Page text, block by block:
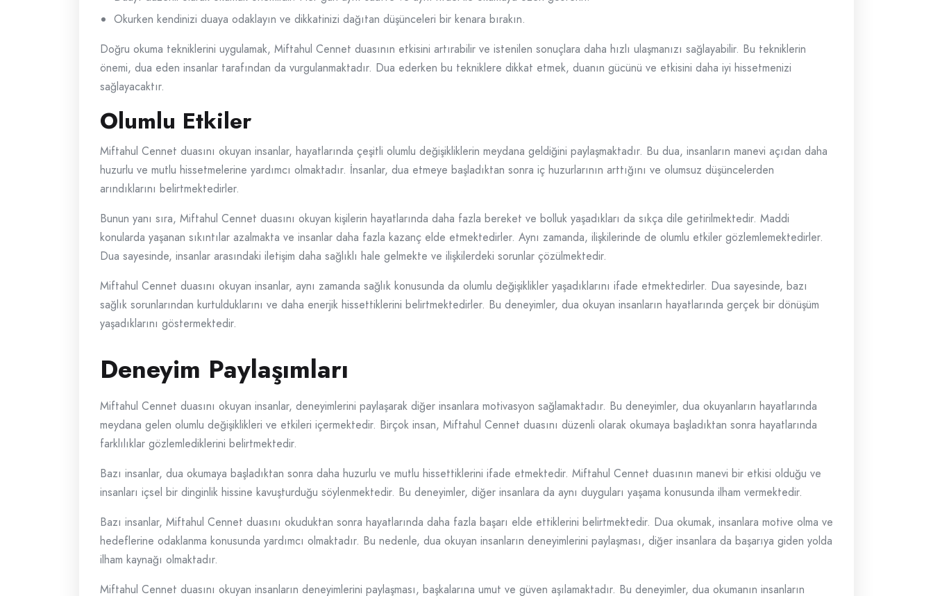
Okurken kendinizi duaya odaklayın ve dikkatinizi dağıtan düşünceleri bir kenara bırakın.
Doğru okuma tekniklerini uygulamak, Miftahul Cennet duasının etkisini artırabilir ve istenilen sonuçlara daha hızlı ulaşmanızı sağlayabilir. Bu tekniklerin
önemi, dua eden insanlar tarafından da vurgulanmaktadır. Dua ederken bu tekniklere dikkat etmek, duanın gücünü ve etkisini daha iyi hissetmenizi
sağlayacaktır.
Olumlu Etkiler
Miftahul Cennet duasını okuyan insanlar, hayatlarında çeşitli olumlu değişikliklerin meydana geldiğini paylaşmaktadır. Bu dua, insanların manevi açıdan daha
huzurlu ve mutlu hissetmelerine yardımcı olmaktadır. İnsanlar, dua etmeye başladıktan sonra iç huzurlarının arttığını ve olumsuz düşüncelerden
arındıklarını belirtmektedirler.
Bunun yanı sıra, Miftahul Cennet duasını okuyan kişilerin hayatlarında daha fazla bereket ve bolluk yaşadıkları da sıkça dile getirilmektedir. Maddi
konularda yaşanan sıkıntılar azalmakta ve insanlar daha fazla kazanç elde etmektedirler. Aynı zamanda, ilişkilerinde de olumlu etkiler gözlemlemektedirler.
Dua sayesinde, insanlar arasındaki iletişim daha sağlıklı hale gelmekte ve ilişkilerdeki sorunlar çözülmektedir.
Miftahul Cennet duasını okuyan insanlar, aynı zamanda sağlık konusunda da olumlu değişiklikler yaşadıklarını ifade etmektedirler. Dua sayesinde, bazı
sağlık sorunlarından kurtulduklarını ve daha enerjik hissettiklerini belirtmektedirler. Bu deneyimler, dua okuyan insanların hayatlarında gerçek bir dönüşüm
yaşadıklarını göstermektedir.
Deneyim Paylaşımları
Miftahul Cennet duasını okuyan insanlar, deneyimlerini paylaşarak diğer insanlara motivasyon sağlamaktadır. Bu deneyimler, dua okuyanların hayatlarında
meydana gelen olumlu değişiklikleri ve etkileri içermektedir. Birçok insan, Miftahul Cennet duasını düzenli olarak okumaya başladıktan sonra hayatlarında
farklılıklar gözlemlediklerini belirtmektedir.
Bazı insanlar, dua okumaya başladıktan sonra daha huzurlu ve mutlu hissettiklerini ifade etmektedir. Miftahul Cennet duasının manevi bir etkisi olduğu ve
insanları içsel bir dinginlik hissine kavuşturduğu söylenmektedir. Bu deneyimler, diğer insanlara da aynı duyguları yaşama konusunda ilham vermektedir.
Bazı insanlar, Miftahul Cennet duasını okuduktan sonra hayatlarında daha fazla başarı elde ettiklerini belirtmektedir. Dua okumak, insanlara motive olma ve
hedeflerine odaklanma konusunda yardımcı olmaktadır. Bu nedenle, dua okuyan insanların deneyimlerini paylaşması, diğer insanlara da başarıya giden yolda
ilham kaynağı olmaktadır.
Miftahul Cennet duasını okuyan insanların deneyimlerini paylaşması, başkalarına umut ve güven aşılamaktadır. Bu deneyimler, dua okumanın insanların